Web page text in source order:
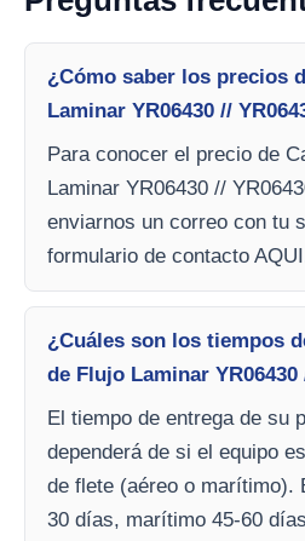
¿Cómo saber los precios
Laminar YR06430 //
Para conocer el precio de
Laminar YR06430 //
enviarnos un correo con tu
formulario de contacto
¿Cuáles son los tiempos
de Flujo Laminar YR06430
El tiempo de entrega de su
dependerá de si el equipo
de flete (aéreo o marítimo).
30 días, marítimo 45-60